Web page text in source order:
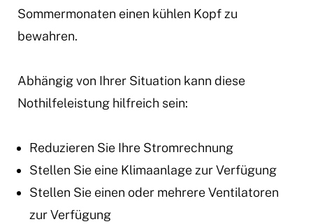
Sommermonaten einen kühlen Kopf zu
bewahren.
Abhängig von Ihrer Situation kann diese
Nothilfeleistung hilfreich sein:
Reduzieren Sie Ihre Stromrechnung
Stellen Sie eine Klimaanlage zur Verfügung
Stellen Sie einen oder mehrere Ventilatoren
zur Verfügung